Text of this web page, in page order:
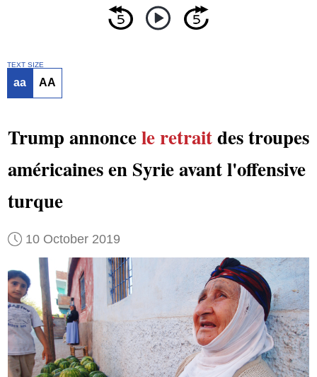
TEXT SIZE
aa AA
Trump annoncele retraitdes troupes
américaines en Syrie avant l'offensive
turque
10 October 2019